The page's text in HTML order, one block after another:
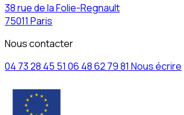
38 rue de la Folie-Regnault
75011 Paris
Nous contacter
04 73 28 45 51 06 48 62 79 81 Nous écrire